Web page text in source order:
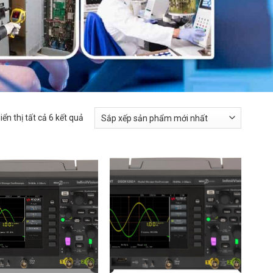
thị tất cả 6 kết quả